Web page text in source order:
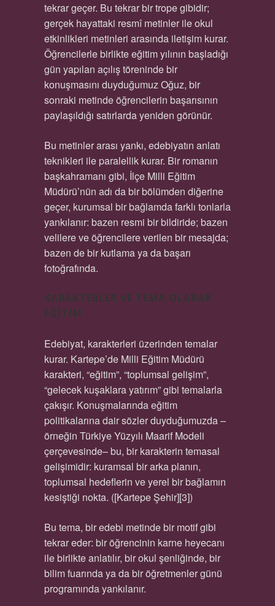
tekrar geçer. Bu tekrar bir trope gibidir;
gerçek hayattaki resmî metinler ile okul
etkinlikleri metinleri arasında iletişim kurar.
Öğrencilerle birlikte eğitim yılının başladığı
gün yapılan açılış töreninde bir
konuşmasını duyduğumuz Oğuz, bir
sonraki metinde öğrencilerin başarısının
paylaşıldığı satırlarda yeniden görünür.
Bu metinler arası yankı, edebiyatın anlatı
teknikleri ile paralellik kurar. Bir romanın
başkahramanı gibi, İlçe Milli Eğitim
Müdürü’nün adı da bir bölümden diğerine
geçer, kurumsal bir bağlamda farklı tonlarla
yankılanır: bazen resmi bir bildiride; bazen
velilere ve öğrencilere verilen bir mesajda;
bazen de bir kutlama ya da başarı
fotoğrafında.
KARAKTERLER VE TEMA OLARAK
EĞITIM
Edebiyat, karakterleri üzerinden temalar
kurar. Kartepe’de Milli Eğitim Müdürü
karakteri, “eğitim”, “toplumsal gelişim”,
“gelecek kuşaklara yatırım” gibi temalarla
çakışır. Konuşmalarında eğitim
politikalarına dair sözler duyduğumuzda –
örneğin Türkiye Yüzyılı Maarif Modeli
çerçevesinde– bu, bir karakterin temasal
gelişimidir: kuramsal bir arka planın,
toplumsal hedeflerin ve yerel bir bağlamın
kesiştiği nokta. ([Kartepe Şehir][3])
Bu tema, bir edebi metinde bir motif gibi
tekrar eder: bir öğrencinin karne heyecanı
ile birlikte anlatılır, bir okul şenliğinde, bir
bilim fuarında ya da bir öğretmenler günü
programında yankılanır.